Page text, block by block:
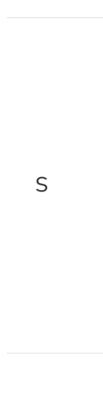
S